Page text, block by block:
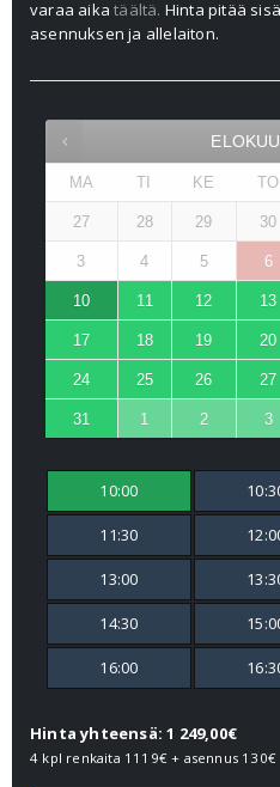
varaa aikatäältä. Hinta pitää
asennuksen ja allelaiton.
ELOKUU
MA TI KE TO
27 28 29 30
3 4 5 6
10 11 12 13
17 18 19 20
24 25 26 27
31 1 2 3
10:00
11:30
13:00
14:30
16:00
Hinta yhteensä: 1 249,00€
4 kpl renkaita 1119€ + asennus 130€